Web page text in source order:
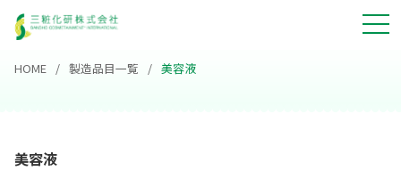
HOME 製造品目一覧 美容液
美容液